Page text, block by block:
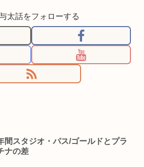
太話をフォローする
間スタジオ・パス/ゴールドとプラ
ナの差